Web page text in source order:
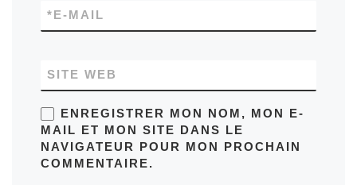
E-MAIL
*
SITE WEB
ENREGISTRER MON NOM, MON E-
MAIL ET MON SITE DANS LE
NAVIGATEUR POUR MON PROCHAIN
COMMENTAIRE.